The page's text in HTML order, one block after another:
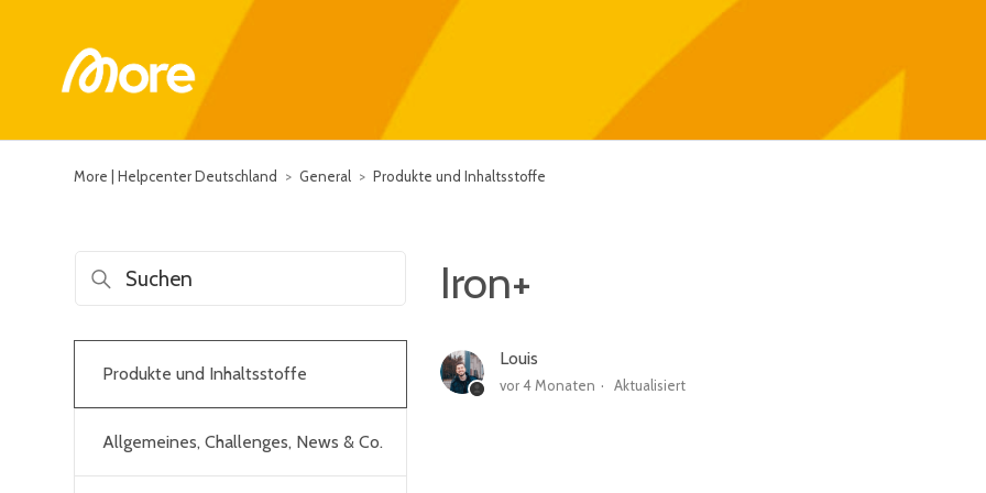
More | Helpcenter Deutschland General Produkte und Inhaltsstoffe
Produkte und Inhaltsstoffe
Allgemeines, Challenges, News & Co.
Iron+
Louis
vor 4 Monaten Aktualisiert